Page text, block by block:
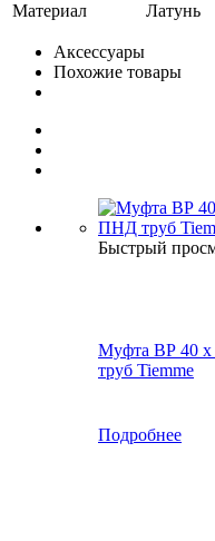
Материал
Латунь
Аксессуары
Похожие товары
Быстрый
Муфта ВР 40 х
труб Tiemme
Подробнее